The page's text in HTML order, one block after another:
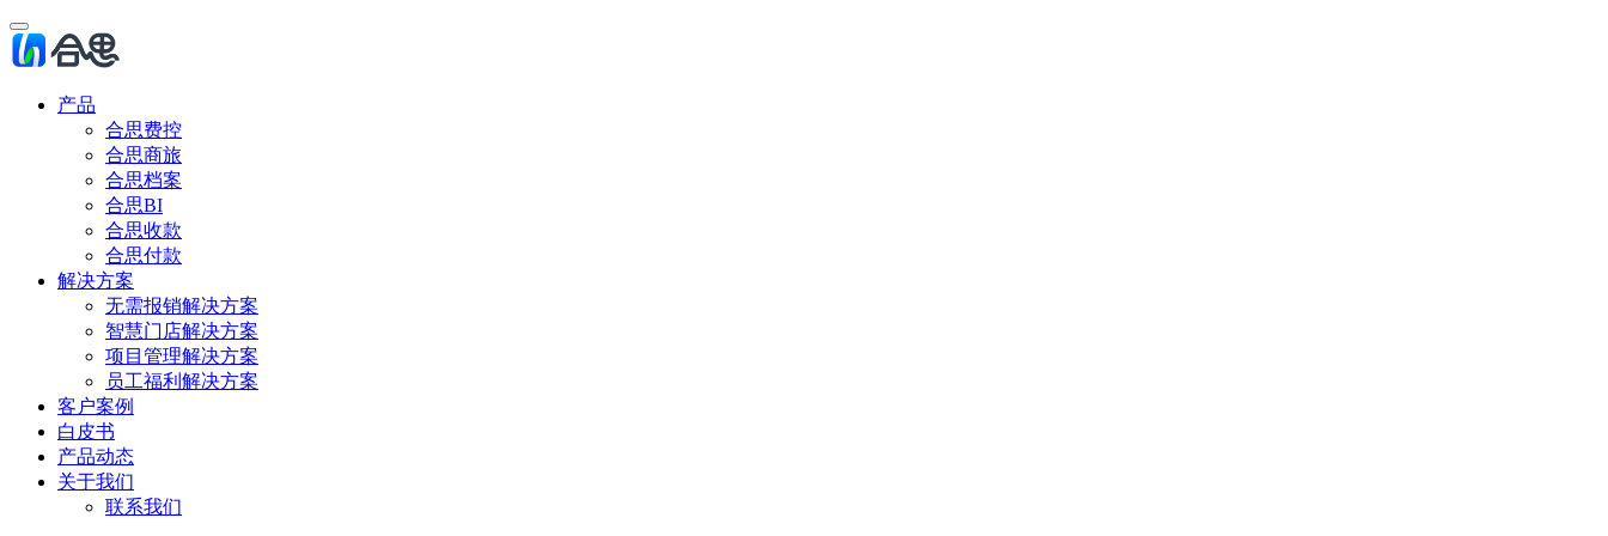
产品
合思费控
合思商旅
合思档案
合思BI
合思收款
合思付款
解决方案
无需报销解决方案
智慧门店解决方案
项目管理解决方案
员工福利解决方案
客户案例
白皮书
产品动态
关于我们
联系我们